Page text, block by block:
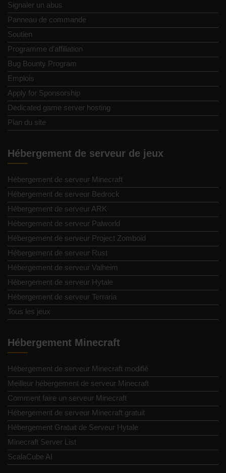
Signaler un abus
Panneau de commande
Soutien
Programme d'affiliation
Bug Bounty Program
Emplois
Apply for Sponsorship
Dedicated game server hosting
Plan du site
Hébergement de serveur de jeux
Hébergement de serveur Minecraft
Hébergement de serveur Bedrock
Hébergement de serveur ARK
Hébergement de serveur Palworld
Hébergement de serveur Project Zomboid
Hébergement de serveur Rust
Hébergement de serveur Valheim
Hébergement de serveur Hytale
Hébergement de serveur Terraria
Tous les jeux
Hébergement Minecraft
Hébergement de serveur Minecraft modifié
Meilleur hébergement de serveur Minecraft
Comment faire un serveur Minecraft
Hébergement de serveur Minecraft gratuit
Hébergement Gratuit de Serveur Hytale
Minecraft Server List
ScalaCube AI